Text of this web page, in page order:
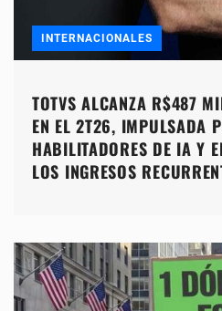
INTERNACIONALES
TOTVS ALCANZA R$487
EN EL 2T26, IMPULSADA
HABILITADORES DE IA Y
LOS INGRESOS